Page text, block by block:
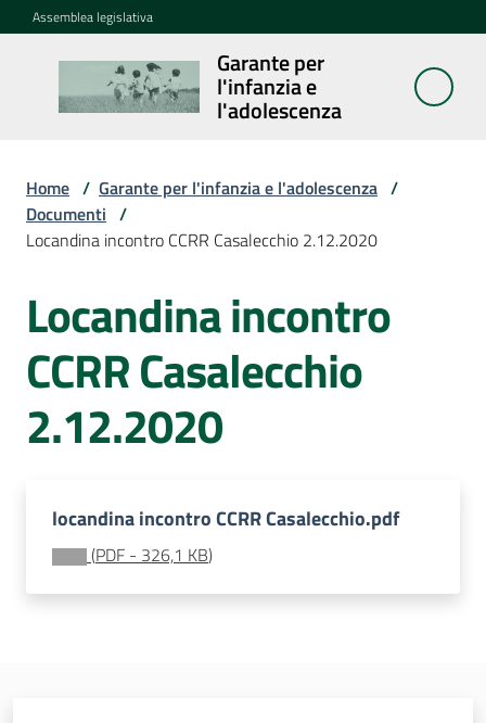
Vai al contenuto
Vai alla navigazione
Vai al footer
Assemblea legislativa
Garante per
l'infanzia e
l'adolescenza
Garante per
l'infanzia e
l'adolescenza
Cosa
fa
Notizie
Agenda
Assemblea
dei
delle
ragazze
Home / Garante per l'infanzia e l'adolescenza /
Documenti /
Locandina incontro CCRR Casalecchio 2.12.2020
Locandina incontro
CCRR Casalecchio
2.12.2020
locandina incontro CCRR Casalecchio.pdf
(PDF - 326,1 KB)